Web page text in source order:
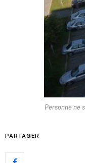
Personne ne
PARTAGER